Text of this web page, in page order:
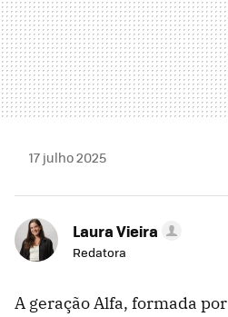
17 julho 2025
Laura Vieira
Redatora
A geração Alfa, formada